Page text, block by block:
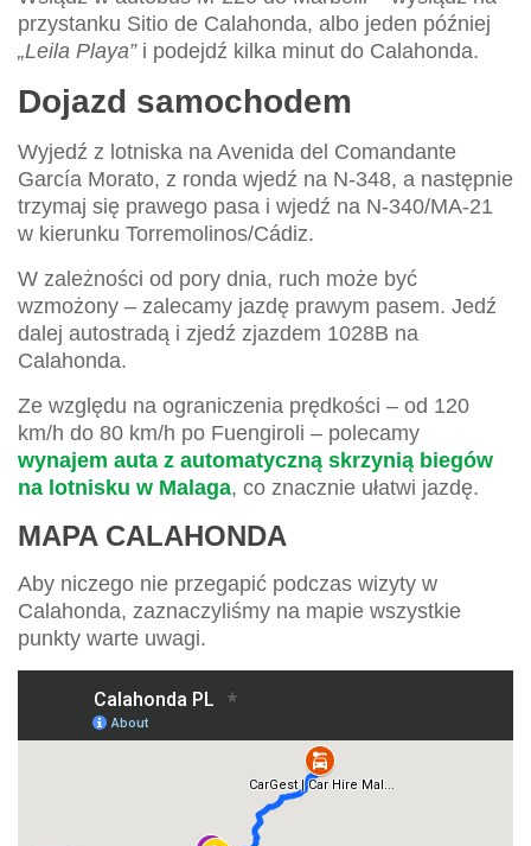
przystanku Sitio de Calahonda, albo jeden później
„Leila Playa”i podejdź kilka minut do Calahonda.
Dojazd samochodem
Wyjedź z lotniska na Avenida del Comandante
García Morato, z ronda wjedź na N-348, a następnie
trzymaj się prawego pasa i wjedź na N-340/MA-21
w kierunku Torremolinos/Cádiz.
W zależności od pory dnia, ruch może być
wzmożony – zalecamy jazdę prawym pasem. Jedź
dalej autostradą i zjedź zjazdem 1028B na
Calahonda.
Ze względu na ograniczenia prędkości – od 120
km/h do 80 km/h po Fuengiroli – polecamy
wynajem auta z automatyczną skrzynią biegów
na lotnisku w Malaga, co znacznie ułatwi jazdę.
MAPA CALAHONDA
Aby niczego nie przegapić podczas wizyty w
Calahonda, zaznaczyliśmy na mapie wszystkie
punkty warte uwagi.